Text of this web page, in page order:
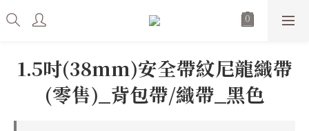
1.5吋(38mm)安全帶紋尼龍織帶
(零售)_背包帶/織帶_黑色